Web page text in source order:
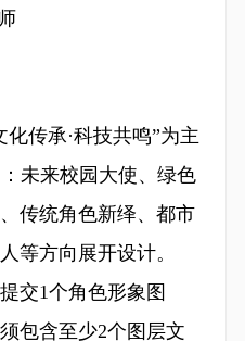
传承·科技共鸣”为主
未来校园大使、绿色
传统角色新绎、都市
等方向展开设计。
1个角色形象图
包含至少2个图层文